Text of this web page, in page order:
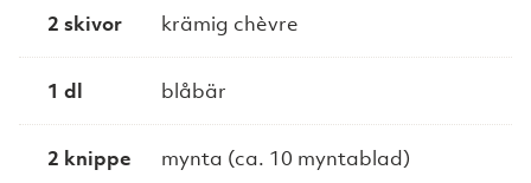
2 skivor krämig chèvre
1 dl blåbär
2 knippe mynta (ca. 10 myntablad)